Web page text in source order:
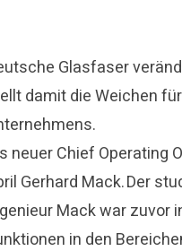
Glasfaser
damit die Weichen
neuer Chief Operating
Gerhard Mack. Der
Mack war zuvor
in den